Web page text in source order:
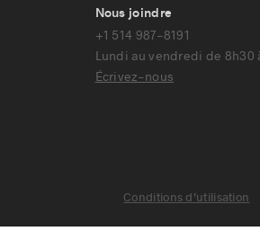
Nous joindre
+1 514 987-8191
Lundi au vendredi de 8h30
Écrivez-nous
Conditions d’utilisation